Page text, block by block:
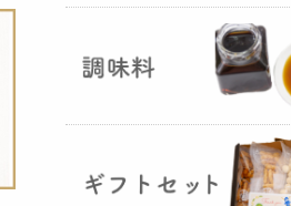
R6年 クロ黒麹が出来ました
♪（2025年01月15日）